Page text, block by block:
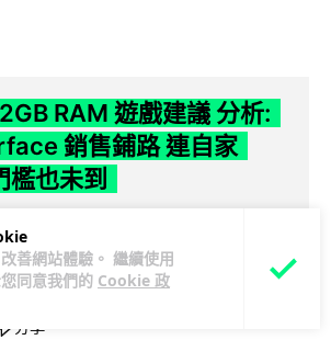
善網站體驗。 繼續使用
同意我們的 Cookie 政
RAM 遊戲建議 分析:
銷售鋪路 連自家
也未到
刪除官方網站上，對遊戲玩家要為電腦配
。分析指微軟同時新推出的 8GB RAM 入
分享